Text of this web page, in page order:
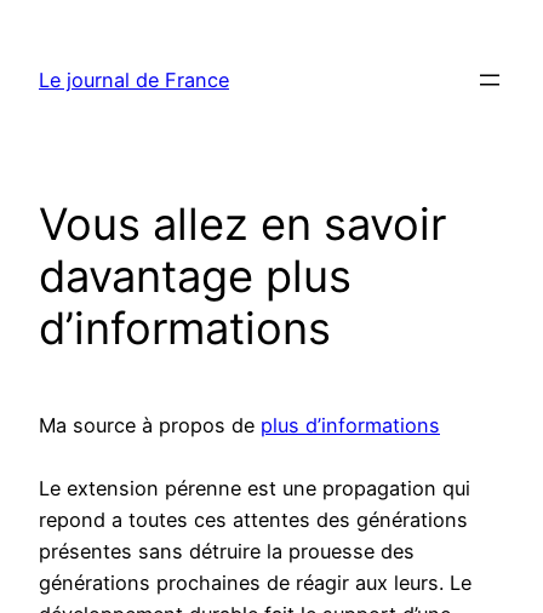
contenu
Le journal de France
Vous allez en savoir
davantage plus
d’informations
Ma source à propos de plus d’informations
Le extension pérenne est une propagation qui
repond a toutes ces attentes des générations
présentes sans détruire la prouesse des
générations prochaines de réagir aux leurs. Le